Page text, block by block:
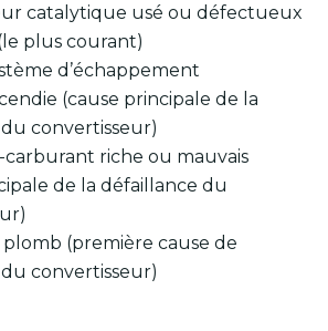
catalytique usé ou défectueux
plus courant)
d’échappement
(cause principale de la
convertisseur)
carburant riche ou mauvais
de la défaillance du
plomb (première cause de
convertisseur)